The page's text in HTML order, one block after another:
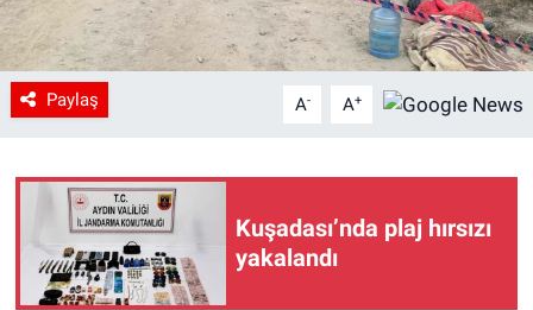
Paylaş A- A+
Kuşadası’nda plaj hırsızı
yakalandı